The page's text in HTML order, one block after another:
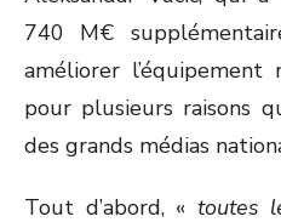
740 M€
améliorer
pour plusieurs raisons
des grands médias
Tout d’abord, « toutes